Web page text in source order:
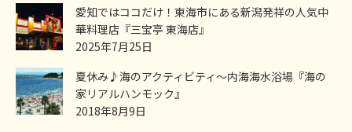
愛知ではココだけ！東海市にある新潟発祥の人気中
華料理店『三宝亭 東海店』
2025年7月25日
夏休み♪海のアクティビティ～内海海水浴場『海の
家リアルハンモック』
2018年8月9日